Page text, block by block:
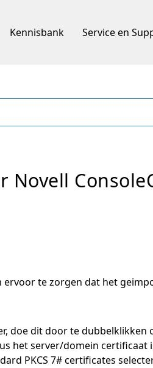
Kennisbank Service en
Novell
ervoor te zorgen dat het
doe dit door te dubbelklikken
het server/domein certificaat
PKCS 7# certificates